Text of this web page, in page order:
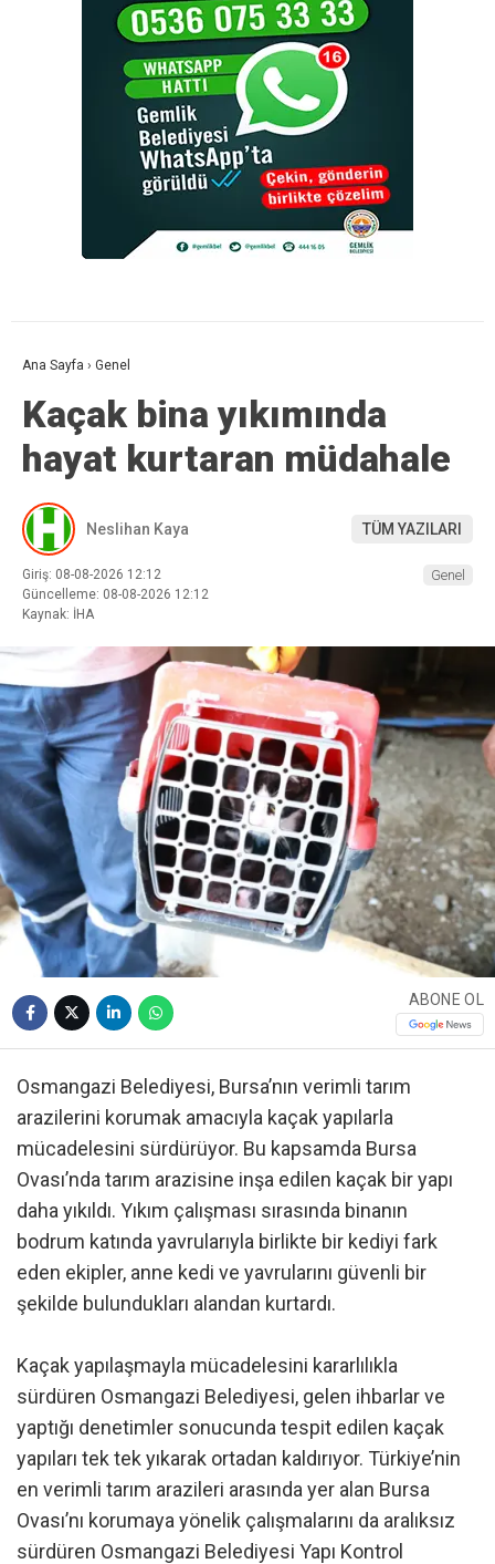
Ana Sayfa › Genel
Kaçak bina yıkımında
hayat kurtaran müdahale
Neslihan Kaya TÜM YAZILARI
Giriş: 08-08-2026 12:12
Güncelleme: 08-08-2026 12:12
Kaynak: İHA
Genel
ABONE OL
Osmangazi Belediyesi, Bursa’nın verimli tarım
arazilerini korumak amacıyla kaçak yapılarla
mücadelesini sürdürüyor. Bu kapsamda Bursa
Ovası’nda tarım arazisine inşa edilen kaçak bir yapı
daha yıkıldı. Yıkım çalışması sırasında binanın
bodrum katında yavrularıyla birlikte bir kediyi fark
eden ekipler, anne kedi ve yavrularını güvenli bir
şekilde bulundukları alandan kurtardı.
Kaçak yapılaşmayla mücadelesini kararlılıkla
sürdüren Osmangazi Belediyesi, gelen ihbarlar ve
yaptığı denetimler sonucunda tespit edilen kaçak
yapıları tek tek yıkarak ortadan kaldırıyor. Türkiye’nin
en verimli tarım arazileri arasında yer alan Bursa
Ovası’nı korumaya yönelik çalışmalarını da aralıksız
sürdüren Osmangazi Belediyesi Yapı Kontrol